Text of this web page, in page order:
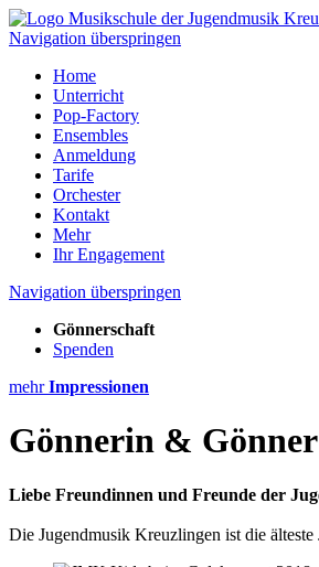
Navigation überspringen
Home
Unterricht
Pop-Factory
Ensembles
Anmeldung
Tarife
Orchester
Kontakt
Mehr
Ihr Engagement
Navigation überspringen
Gönnerschaft
Spenden
mehrImpressionen
Gönnerin &
Liebe Freundinnen und Freunde der
Die Jugendmusik Kreuzlingen ist die